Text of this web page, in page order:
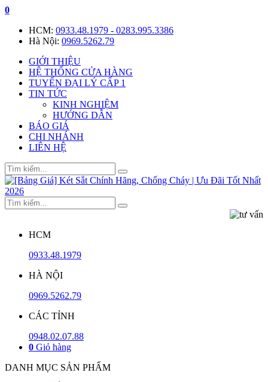
0
HCM: 0933.48.1979 - 0283.995.3386
Hà Nội: 0969.5262.79
GIỚI THIỆU
HỆ THỐNG CỬA HÀNG
TUYỂN ĐẠI LÝ CẤP 1
TIN TỨC
KINH NGHIỆM
HƯỚNG DẪN
BÁO GIÁ
CHI NHÁNH
LIÊN HỆ
HCM
0933.48.1979
HÀ NỘI
0969.5262.79
CÁC TỈNH
0948.02.07.88
0 Giỏ hàng
DANH MỤC SẢN PHẨM